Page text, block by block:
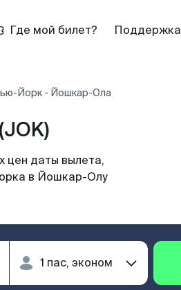
Где мой билет? Поддержка
Йорк - Йошкар-Ола
цен даты вылета,
в Йошкар-Олу